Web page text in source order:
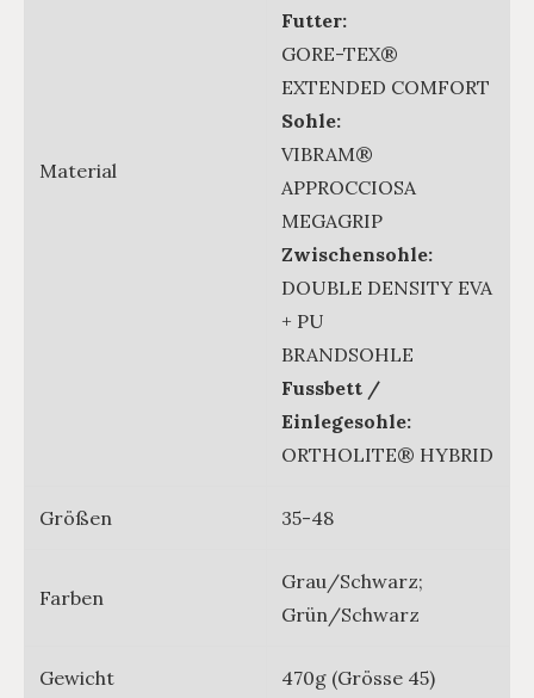
Material
Futter:
GORE-TEX®
EXTENDED COMFORT
Sohle:
VIBRAM®
APPROCCIOSA
MEGAGRIP
Zwischensohle:
DOUBLE DENSITY EVA
+ PU
BRANDSOHLE
Fussbett /
Einlegesohle:
ORTHOLITE® HYBRID
Größen 35-48
Farben
Grau/Schwarz;
Grün/Schwarz
Gewicht 470g (Grösse 45)